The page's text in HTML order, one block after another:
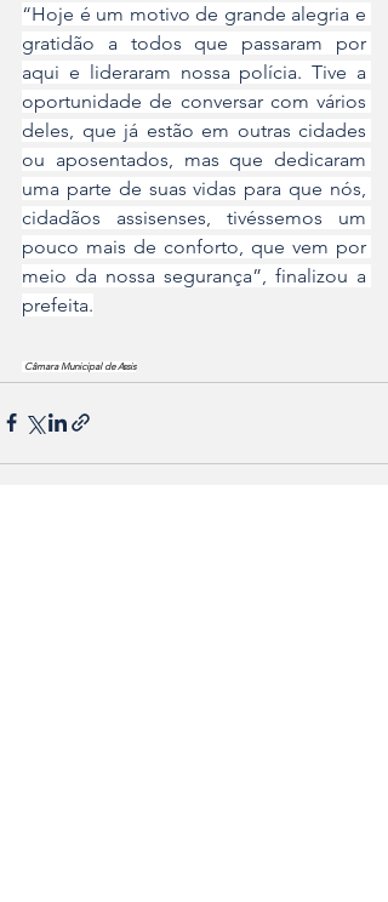
“Hoje é um motivo de grande alegria e
gratidão a todos que passaram por
aqui e lideraram nossa polícia. Tive a
oportunidade de conversar com vários
deles, que já estão em outras cidades
ou aposentados, mas que dedicaram
uma parte de suas vidas para que nós,
cidadãos assisenses, tivéssemos um
pouco mais de conforto, que vem por
meio da nossa segurança”, finalizou a
prefeita.
Câmara Municipal de Assis